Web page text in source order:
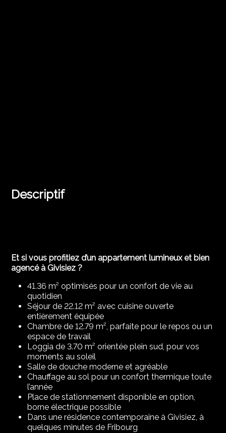
Descriptif
Et si vous profitiez d’un appartement lumineux et bien
agencé à Givisiez ?
41.36 m² optimisés pour un confort de vie au
quotidien
Séjour de 22.12 m² avec cuisine ouverte
entièrement équipée
Chambre de 12.79 m², parfaite pour le repos ou un
espace de travail
Loggia de 3.70 m² orientée plein sud, pour vos
moments au soleil
Salle de douche moderne et agréable
Chauffage au sol pour un confort thermique toute
l’année
Place de stationnement disponible en option,
borne électrique possible
Dans une résidence contemporaine à Givisiez, à
quelques minutes de Fribourg